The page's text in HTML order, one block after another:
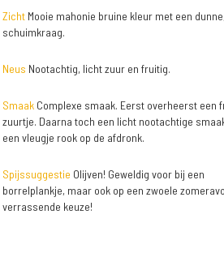
ZichtMooie mahonie bruine kleur met een
schuimkraag.
Neus Nootachtig, licht zuur en fruitig.
SmaakComplexe smaak. Eerst overheerst een
zuurtje. Daarna toch een licht nootachtige
een vleugje rook op de afdronk.
Spijssuggestie Olijven! Geweldig voor bij een
borrelplankje, maar ook op een zwoele
verrassende keuze!